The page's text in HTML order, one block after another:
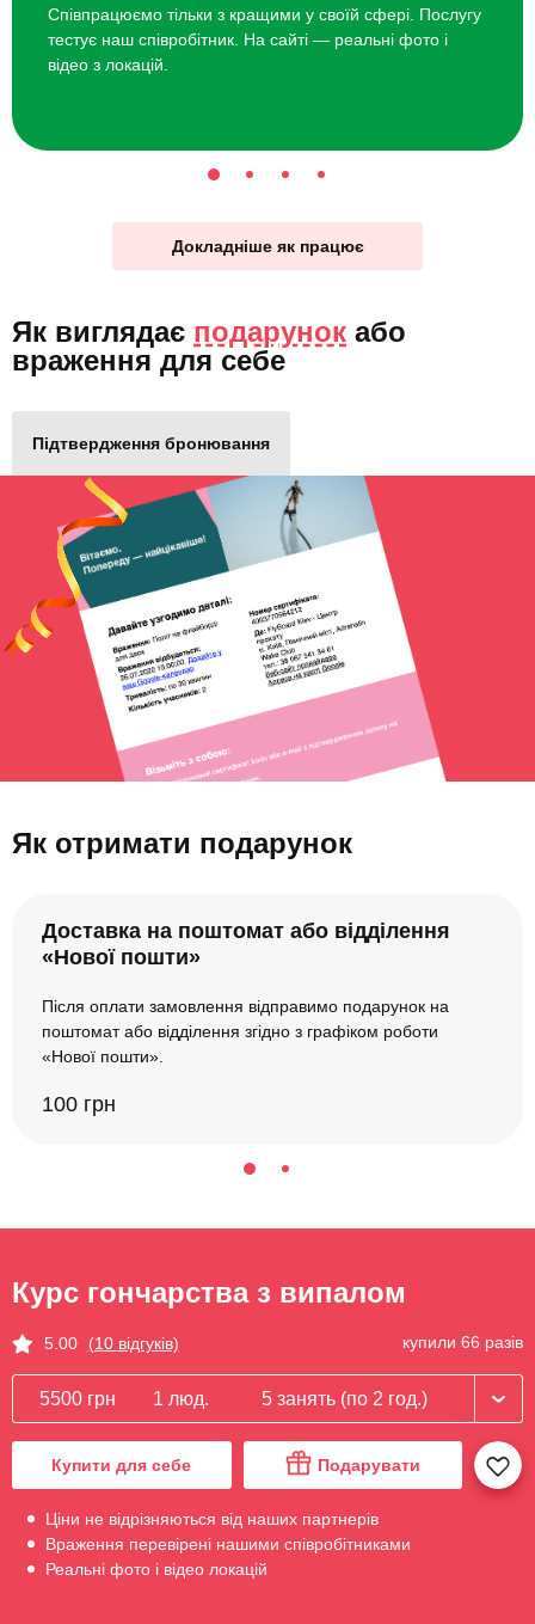
Співпрацюємо тільки з кращими у своїй сфері. Послугу
тестує наш співробітник. На сайті — реальні фото і
відео з локацій.
Докладніше як працює
Як виглядає подарунок або
враження для себе
Підтвердження бронювання
Як отримати подарунок
Доставка на поштомат або відділення
«Нової пошти»
Після оплати замовлення відправимо подарунок на
поштомат або відділення згідно з графіком роботи
«Нової пошти».
100 грн
Курс гончарства з випалом
5.00 (10 відгуків) купили 66 разів
5500 грн 1 люд. 5 занять (по 2 год.)
Купити для себе Подарувати
Ціни не відрізняються від наших партнерів
Враження перевірені нашими співробітниками
Реальні фото і відео локацій